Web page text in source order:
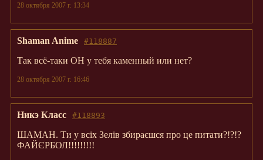
28 октября 2007 г. 13:34
#118887
Shaman Anime
Так всё-таки ОН у тебя каменный или нет?
28 октября 2007 г. 16:46
#118893
Никэ Класс
ШАМАН. Ти у всіх Зелів збираєшся про це питати?!?!?
ФАЙЄРБОЛ!!!!!!!!!